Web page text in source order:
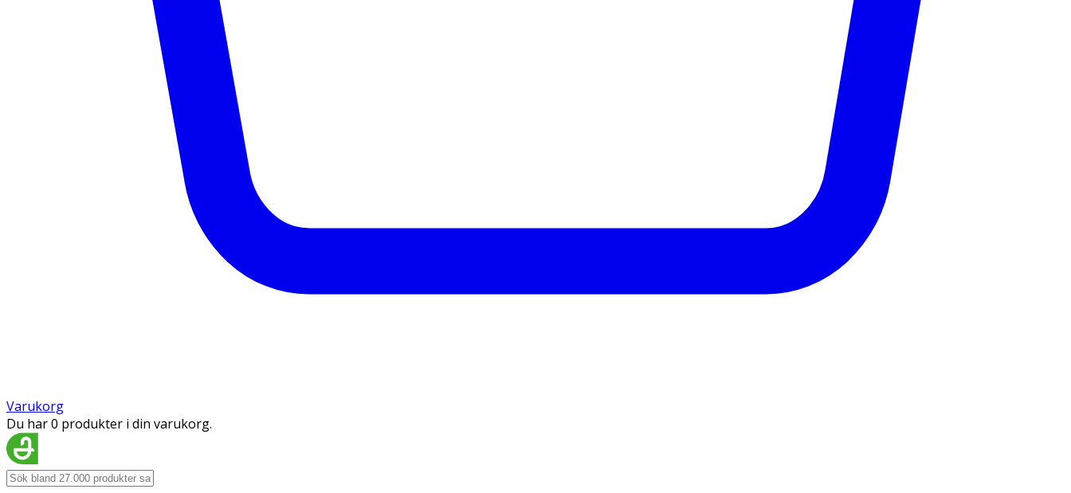
Varukorg
Du har 0 produkter i din varukorg.